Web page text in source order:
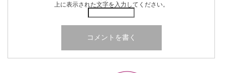
上に表示された文字を入力してください。